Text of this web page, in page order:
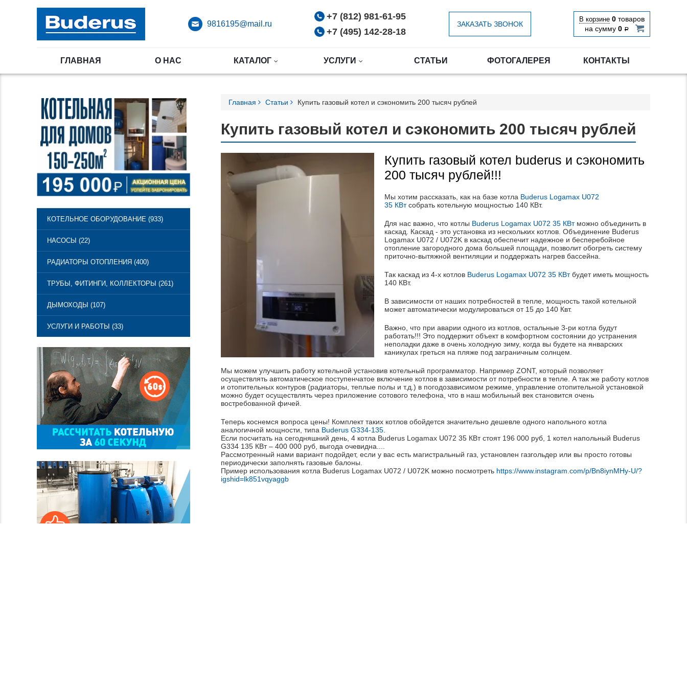
9816195@mail.ru
+7 (812) 981-61-95
+7 (495) 142-28-18
ЗАКАЗАТЬ ЗВОНОК
В корзине 0 товаров
на сумму 0 Р
ГЛАВНАЯ О НАС КАТАЛОГ УСЛУГИ СТАТЬИ ФОТОГАЛЕРЕЯ КОНТАКТЫ
Главная Статьи Купить газовый котел и сэкономить 200 тысяч рублей
Купить газовый котел и сэкономить 200 тысяч рублей
Купить газовый котел buderus и сэкономить
200 тысяч рублей!!!
Мы хотим рассказать, как на базе котла Buderus Logamax U072
35 КВтсобрать котельную мощностью 140 КВт.
Для нас важно, что котлы Buderus Logamax U072 35 КВтможно объединить в
каскад. Каскад - это установка из нескольких котлов. Объединение Buderus
Logamax U072 / U072K в каскад обеспечит надежное и бесперебойное
отопление загородного дома большей площади, позволит обогреть систему
приточно-вытяжной вентиляции и поддержать нагрев бассейна.
Так каскад из 4-х котлов Buderus Logamax U072 35 КВтбудет иметь мощность
140 КВт.
В зависимости от наших потребностей в тепле, мощность такой котельной
может автоматически модулироваться от 15 до 140 Квт.
Важно, что при аварии одного из котлов, остальные 3-ри котла будут
работать!!! Это поддержит объект в комфортном состоянии до устранения
неполадки даже в очень холодную зиму, когда вы будете на январских
каникулах греться на пляже под заграничным солнцем.
Мы можем улучшить работу котельной установив котельный программатор. Например ZONT, который позволяет
осуществлять автоматическое поступенчатое включение котлов в зависимости от потребности в тепле. А так же работу котлов
и отопительных контуров (радиаторы, теплые полы и т.д.) в погодозависимом режиме, управление отопительной установкой
можно будет осуществлять через приложение сотового телефона, что в наш мобильный век становится очень
востребованной фичей
Теперь коснемся вопроса цены! Комплект таких котлов обойдется значительно дешевле одного напольного котла
аналогичной мощности, типа Buderus G334-135
Если посчитать на сегодняшний день, 4 котла Buderus Logamax U072 35 КВтстоят 196 000 руб , 1 котел напольный Buderus
G334 135 КВт– 400 000 руб , выгода очевидна....
Рассмотренный нами вариант подойдет, если у вас есть магистральный газ, установлен газгольдер или вы просто готовы
периодически заполнять газовые балоны
Пример использования котла Buderus Logamax U072 / U072K можно посмотреть https://www.instagram.com/p/Bn8iynMHy-U/?
igshid=lk851vqyaggb
КОТЕЛЬНОЕ ОБОРУДОВАНИЕ (933)
НАСОСЫ (22)
РАДИАТОРЫ ОТОПЛЕНИЯ (400)
ТРУБЫ, ФИТИНГИ, КОЛЛЕКТОРЫ (261)
ДЫМОХОДЫ (107)
УСЛУГИ И РАБОТЫ (33)